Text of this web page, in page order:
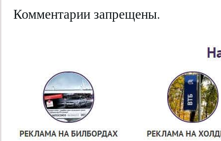
Комментарии запрещены.